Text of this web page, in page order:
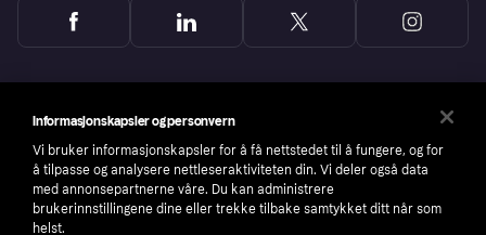
Informasjonskapsler og personvern
Vi bruker informasjonskapsler for å få nettstedet til å fungere, og for
å tilpasse og analysere nettleseraktiviteten din. Vi deler også data
med annonsepartnerne våre. Du kan administrere
brukerinnstillingene dine eller trekke tilbake samtykket ditt når som
helst.